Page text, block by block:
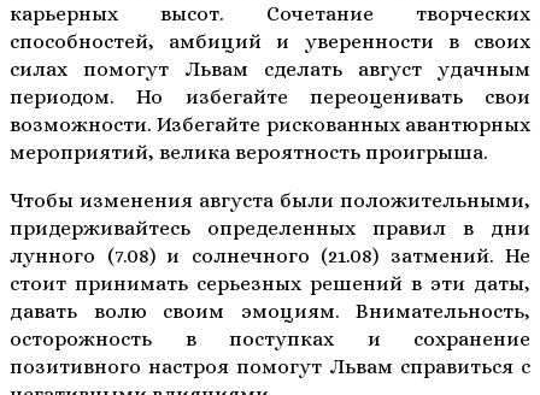
карьерных высот. Сочетание творческих
способностей, амбиций и уверенности в своих
силах помогут Львам сделать август удачным
периодом. Но избегайте переоценивать свои
возможности. Избегайте рискованных авантюрных
мероприятий, велика вероятность проигрыша.
Чтобы изменения августа были положительными,
придерживайтесь определенных правил в дни
лунного (7.08) и солнечного (21.08) затмений. Не
стоит принимать серьезных решений в эти даты,
давать волю своим эмоциям. Внимательность,
осторожность в поступках и сохранение
позитивного настроя помогут Львам справиться с